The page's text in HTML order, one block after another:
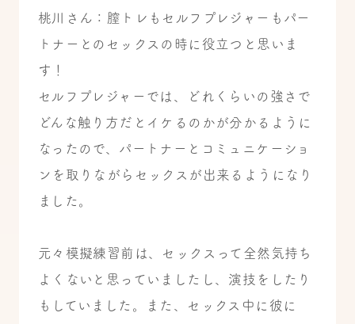
桃川さん：膣トレもセルフプレジャーもパー
トナーとのセックスの時に役立つと思いま
す！
セルフプレジャーでは、どれくらいの強さで
どんな触り方だとイケるのかが分かるように
なったので、パートナーとコミュニケーショ
ンを取りながらセックスが出来るようになり
ました。
元々模擬練習前は、セックスって全然気持ち
よくないと思っていましたし、演技をしたり
もしていました。また、セックス中に彼に